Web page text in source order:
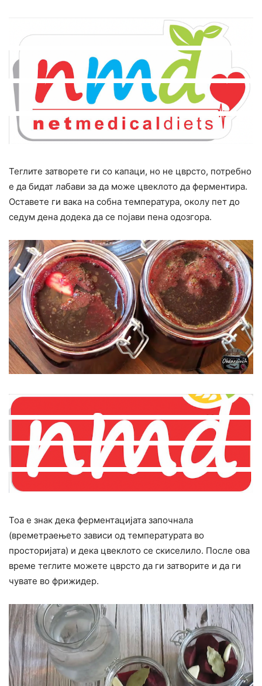
Теглите затворете ги со капаци, но не цврсто, потребно
е да бидат лабави за да може цвеклото да ферментира.
Оставете ги вака на собна температура, околу пет до
седум дена додека да се појави пена одозгора.
Тоа е знак дека ферментацијата започнала
(времетраењето зависи од температурата во
просторијата) и дека цвеклото се скиселило. После ова
време теглите можете цврсто да ги затворите и да ги
чувате во фрижидер.